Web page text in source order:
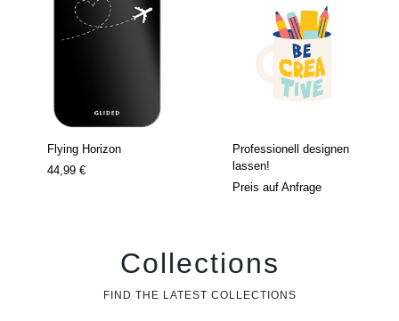
Flying Horizon
44,99 €
Professionell designen
lassen!
Preis auf Anfrage
Collections
FIND THE LATEST COLLECTIONS